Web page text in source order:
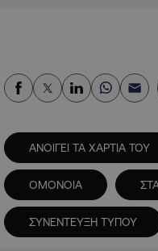
ΑΝΟΙΓΕΙ ΤΑ ΧΑΡΤΙΑ ΤΟΥ
ΟΜΟΝΟΙΑ
ΣΥΝΕΝΤΕΥΞΗ ΤΥΠΟΥ